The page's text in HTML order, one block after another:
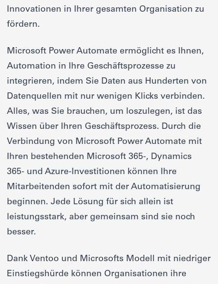
Innovationen in Ihrer gesamten Organisation zu
fördern.
Microsoft Power Automate ermöglicht es Ihnen,
Automation in Ihre Geschäftsprozesse zu
integrieren, indem Sie Daten aus Hunderten von
Datenquellen mit nur wenigen Klicks verbinden.
Alles, was Sie brauchen, um loszulegen, ist das
Wissen über Ihren Geschäftsprozess. Durch die
Verbindung von Microsoft Power Automate mit
Ihren bestehenden Microsoft 365-, Dynamics
365- und Azure-Investitionen können Ihre
Mitarbeitenden sofort mit der Automatisierung
beginnen. Jede Lösung für sich allein ist
leistungsstark, aber gemeinsam sind sie noch
besser.
Dank Ventoo und Microsofts Modell mit niedriger
Einstiegshürde können Organisationen ihre